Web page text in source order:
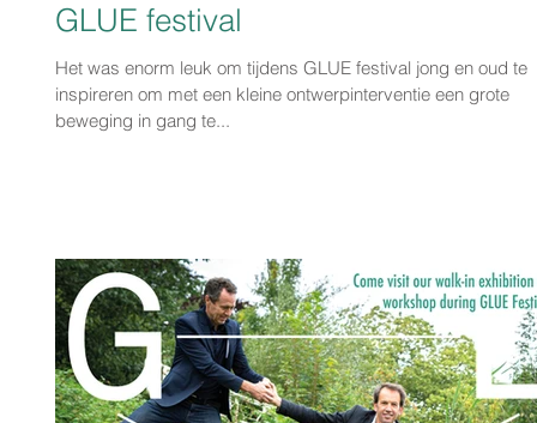
GLUE festival
Het was enorm leuk om tijdens GLUE festival jong en oud te
inspireren om met een kleine ontwerpinterventie een grote
beweging in gang te...